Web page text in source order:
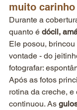
muito carinho
Durante a
quanto é dócil,
Ele posou,
vontade - do
fotografar:
Após as fotos
rotina da creche,
continuou. As